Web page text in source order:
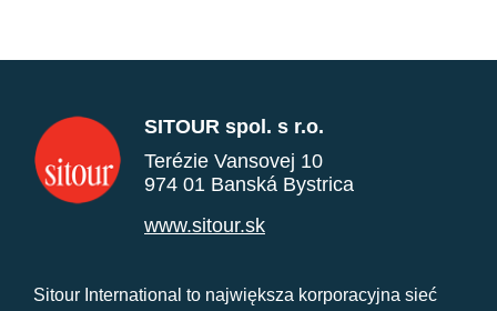
SITOUR spol. s r.o.
Terézie Vansovej 10
974 01 Banská Bystrica
www.sitour.sk
Sitour International to największa korporacyjna sieć